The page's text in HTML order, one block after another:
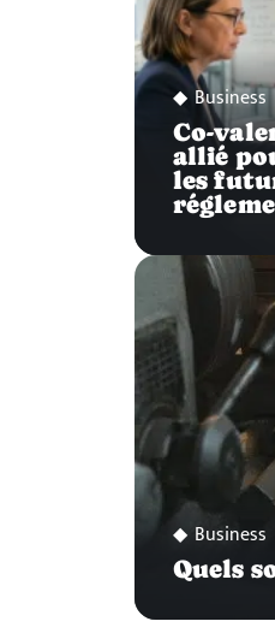
Business
Co-
allié
les
Business
Quels